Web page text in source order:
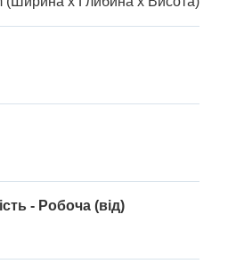
- Робоча (від)